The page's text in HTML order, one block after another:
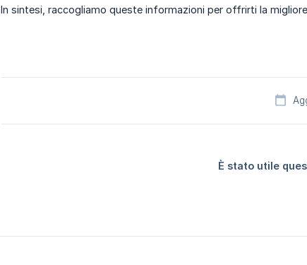
In sintesi, raccogliamo queste informazioni per offrirti la
È stato utile